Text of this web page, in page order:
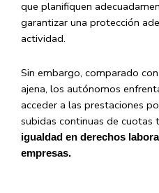
que planifiquen
garantizar una protección
actividad.
Sin embargo, comparado
ajena, los autónomos
acceder a las prestaciones
subidas continuas de cuotas
igualdad en derechos
empresas.